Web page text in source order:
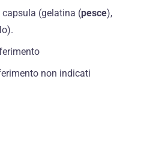
capsula (gelatina (pesce),
non indicati